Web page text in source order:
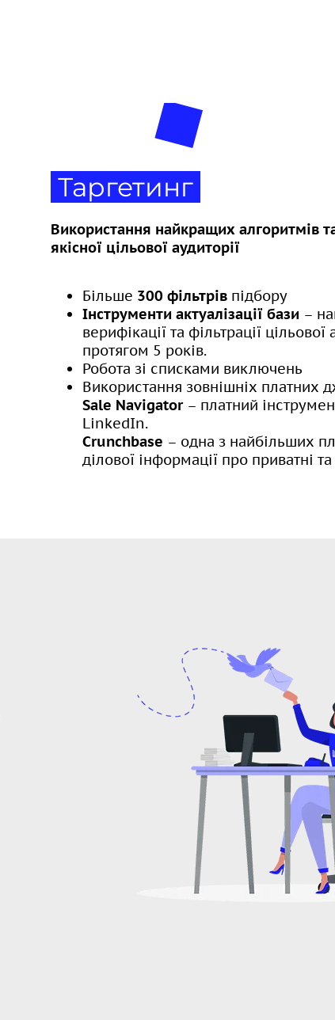
Таргетинг
Використання найкращих алгоритмів
якісної цільової аудиторії
Більше 300 фільтрів підбору
Інструменти актуалізації бази –
верифікації та фільтрації
протягом 5 років.
Робота зі списками виключень
Використання зовнішніх платних
Sale Navigator– платний
LinkedIn.
Crunchbase – одна з найбільших
ділової інформації про приватні